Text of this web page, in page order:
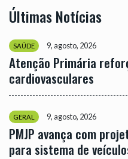
Últimas Notícias
SAÚDE 9, agosto, 2026
Atenção Primária
cardiovasculares
GERAL 9, agosto, 2026
PMJP avança com
para sistema de